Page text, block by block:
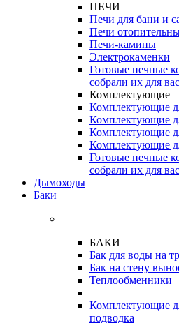
ПЕЧИ
Печи для бани и
Печи
Печи-камины
Электрокаменки
Готовые печные
собрали их для вас
Комплектующие
Комплектующие
Комплектующие
Комплектующие
Комплектующие
Готовые печные
собрали их для вас
Дымоходы
Баки
БАКИ
Бак для воды на
Бак на стену
Теплообменники
Комплектующие
подводка